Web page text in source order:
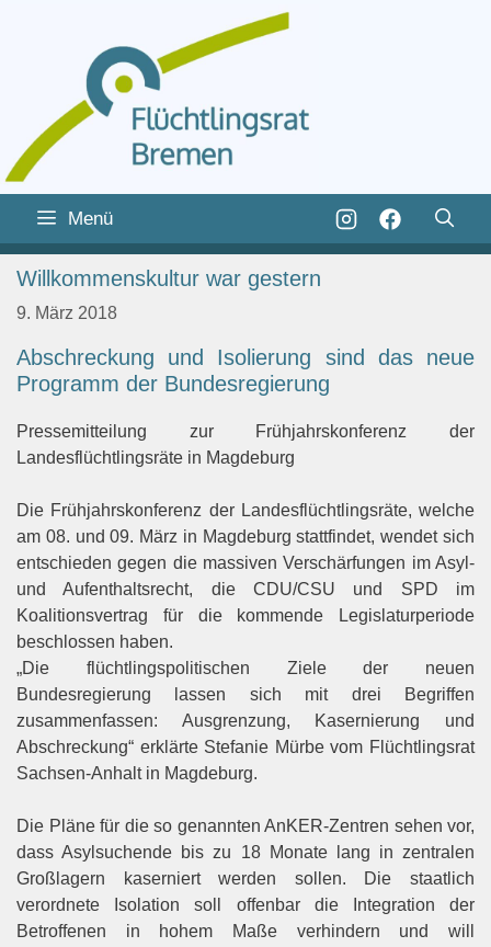
Zum
Inhalt
springen
springen
Menü
Willkommenskultur war gestern
9. März 2018
Abschreckung und Isolierung sind das neue
Programm der Bundesregierung
Pressemitteilung zur Frühjahrskonferenz der
Landesflüchtlingsräte in Magdeburg
Die Frühjahrskonferenz der Landesflüchtlingsräte, welche
am 08. und 09. März in Magdeburg stattfindet, wendet sich
entschieden gegen die massiven Verschärfungen im Asyl-
und Aufenthaltsrecht, die CDU/CSU und SPD im
Koalitionsvertrag für die kommende Legislaturperiode
beschlossen haben.
„Die flüchtlingspolitischen Ziele der neuen
Bundesregierung lassen sich mit drei Begriffen
zusammenfassen: Ausgrenzung, Kasernierung und
Abschreckung“ erklärte Stefanie Mürbe vom Flüchtlingsrat
Sachsen-Anhalt in Magdeburg.
Die Pläne für die so genannten AnKER-Zentren sehen vor,
dass Asylsuchende bis zu 18 Monate lang in zentralen
Großlagern kaserniert werden sollen. Die staatlich
verordnete Isolation soll offenbar die Integration der
Betroffenen in hohem Maße verhindern und will